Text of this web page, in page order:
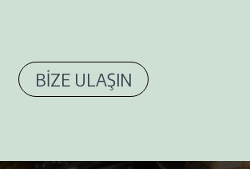
BİZE ULAŞIN